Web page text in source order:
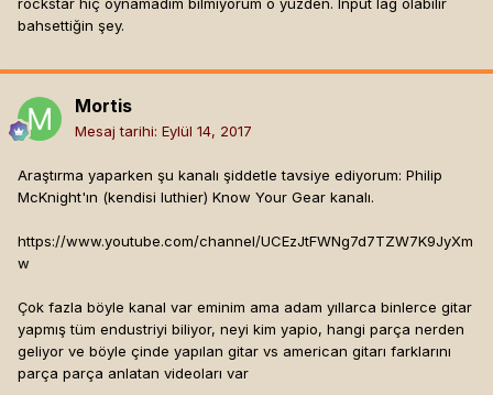
rockstar hiç oynamadım bilmiyorum o yüzden. Input lag olabilir
bahsettiğin şey.
Mortis
Mesaj tarihi: Eylül 14, 2017
Araştırma yaparken şu kanalı şiddetle tavsiye ediyorum: Philip
McKnight'ın (kendisi luthier) Know Your Gear kanalı.
https://www.youtube.com/channel/UCEzJtFWNg7d7TZW7K9JyXm
w
Çok fazla böyle kanal var eminim ama adam yıllarca binlerce gitar
yapmış tüm endustriyi biliyor, neyi kim yapio, hangi parça nerden
geliyor ve böyle çinde yapılan gitar vs american gitarı farklarını
parça parça anlatan videoları var